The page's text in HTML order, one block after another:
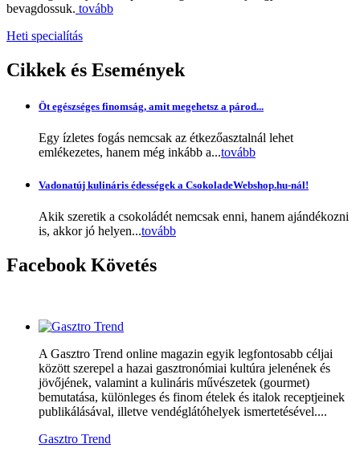
bevagdossuk. tovább
Heti specialítás
Cikkek és Események
Öt egészséges finomság, amit megehetsz a párod...
Egy ízletes fogás nemcsak az étkezőasztalnál lehet
emlékezetes, hanem még inkább a...tovább
Vadonatúj kulináris édességek a CsokoladeWebshop.hu-nál!
Akik szeretik a csokoládét nemcsak enni, hanem ajándékozni
is, akkor jó helyen...tovább
Facebook Követés
A Gasztro Trend online magazin egyik legfontosabb céljai
között szerepel a hazai gasztronómiai kultúra jelenének és
jövőjének, valamint a kulináris művészetek (gourmet)
bemutatása, különleges és finom ételek és italok receptjeinek
publikálásával, illetve vendéglátóhelyek ismertetésével....
Gasztro Trend